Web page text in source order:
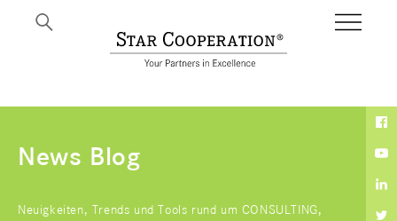
News Blog
Neuigkeiten, Trends und Tools rund um CONSULTING,